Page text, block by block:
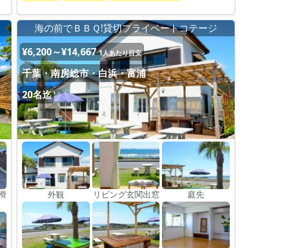
海の前でＢＢＱ!貸切プライベートコテージ
¥6,200～¥14,667 1人あたり目安
千葉・南房総市・白浜・富浦
20名迄
外観 リビング玄関出窓 庭先